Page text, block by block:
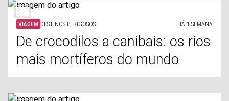
VIAGEM DESTINOS PERIGOSOS HÁ 1 SEMANA
De crocodilos a canibais: os rios
mais mortíferos do mundo